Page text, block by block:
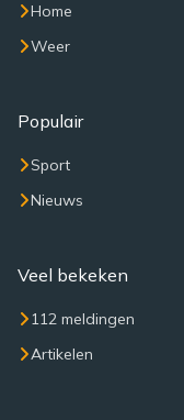
Home
Weer
Populair
Sport
Nieuws
Veel bekeken
112 meldingen
Artikelen